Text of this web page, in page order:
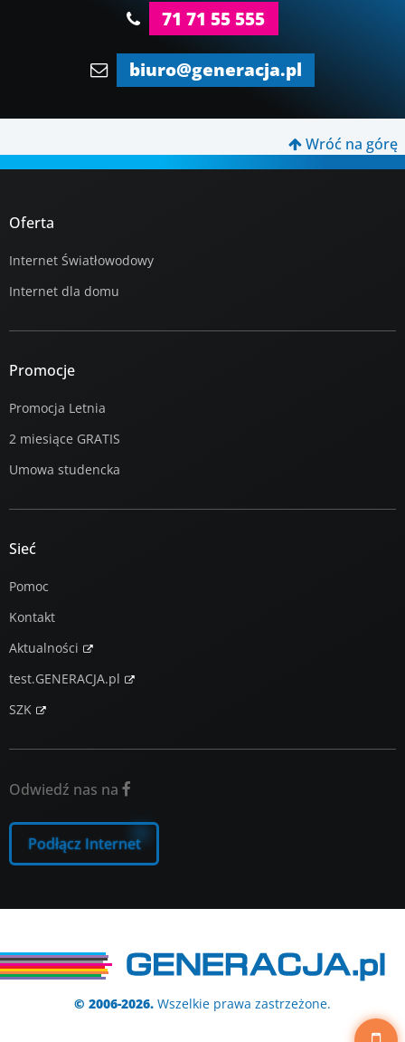
71 71 55 555
biuro@generacja.pl
 Wróć na górę
Oferta
Internet Światłowodowy
Internet dla domu
Promocje
Promocja Letnia
2 miesiące GRATIS
Umowa studencka
Sieć
Pomoc
Kontakt
Aktualności
test.GENERACJA.pl
SZK
Odwiedź nas na 
Podłącz Internet
© 2006-2026. Wszelkie prawa zastrzeżone.